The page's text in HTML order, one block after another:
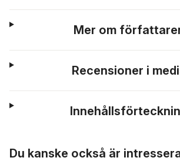
Mer om
Recensioner i
Du kanske också är